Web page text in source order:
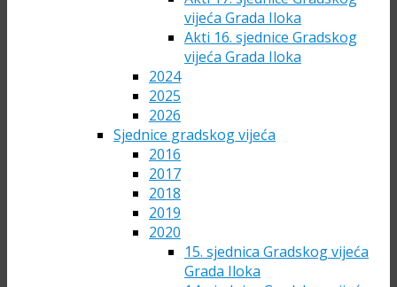
vijeća Grada Iloka
Akti 16. sjednice Gradskog
vijeća Grada Iloka
2024
2025
2026
Sjednice gradskog vijeća
2016
2017
2018
2019
2020
15. sjednica Gradskog vijeća
Grada Iloka